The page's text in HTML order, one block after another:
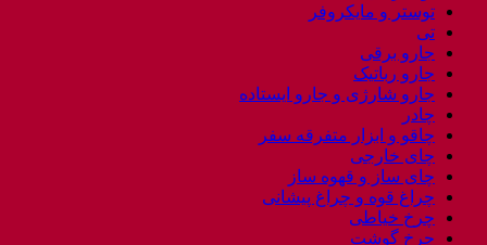
توستر و مایکروفر
تی
جارو برقی
جارو رباتیک
جارو شارژی و جارو ایستاده
چادر
چاقو و ابزار متفرقه سفر
چای خارجی
چای ساز و قهوه ساز
چراغ قوه و چراغ پیشانی
چرخ خیاطی
چرخ گوشت